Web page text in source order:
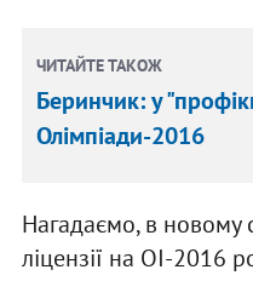
ЧИТАЙТЕ ТАКОЖ
Беринчик: у
Олімпіади-2016
Нагадаємо, в новому
ліцензії на ОІ-2016